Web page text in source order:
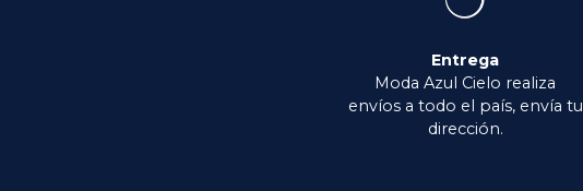
Entrega
Moda Azul Cielo realiza
envíos a todo el país, envía tu
dirección.